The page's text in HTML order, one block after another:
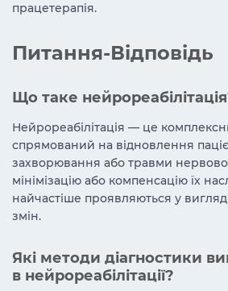
працетерапія.
Питання-Відповідь
Що таке
Нейрореабілітація — це
спрямований на відновлення
захворювання або травми
мінімізацію або компенсацію їх
найчастіше проявляються у
змін.
Які методи діагностики
в нейрореабілітації?